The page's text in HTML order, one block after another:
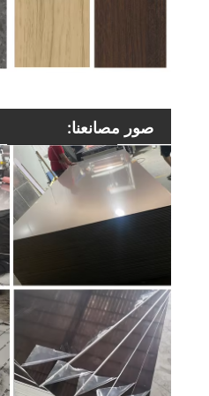
صور مصانعنا: